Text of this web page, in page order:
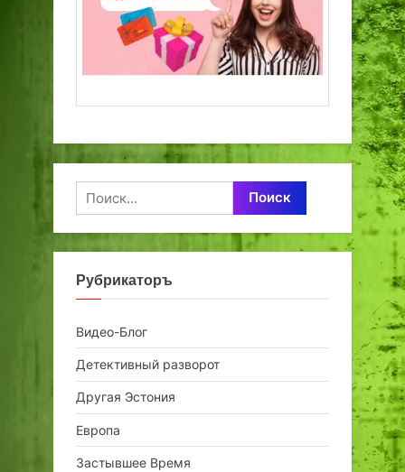
Найти:
Рубрикаторъ
Видео-Блог
Детективный разворот
Другая Эстония
Европа
Застывшее Время